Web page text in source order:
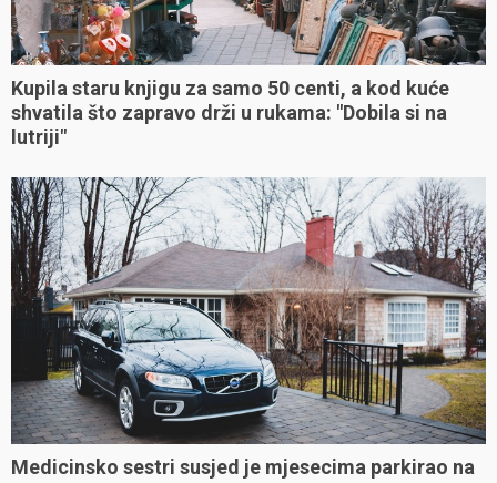
Kupila staru knjigu za samo 50 centi, a kod kuće
shvatila što zapravo drži u rukama: "Dobila si na
lutriji"
Medicinsko sestri susjed je mjesecima parkirao na